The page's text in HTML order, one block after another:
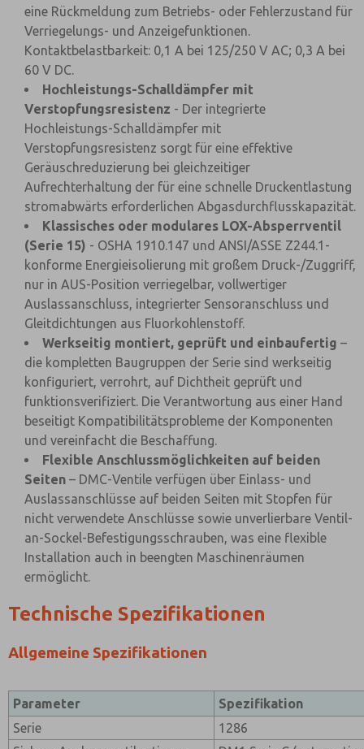
eine Rückmeldung zum Betriebs- oder Fehlerzustand für
Verriegelungs- und Anzeigefunktionen.
Kontaktbelastbarkeit: 0,1 A bei 125/250 V AC; 0,3 A bei
60 V DC.
Hochleistungs-Schalldämpfer mit
Verstopfungsresistenz - Der integrierte
Hochleistungs-Schalldämpfer mit
Verstopfungsresistenz sorgt für eine effektive
Geräuschreduzierung bei gleichzeitiger
Aufrechterhaltung der für eine schnelle Druckentlastung
stromabwärts erforderlichen Abgasdurchflusskapazität.
Klassisches oder modulares LOX-Absperrventil
(Serie 15) - OSHA 1910.147 und ANSI/ASSE Z244.1-
konforme Energieisolierung mit großem Druck-/Zuggriff,
nur in AUS-Position verriegelbar, vollwertiger
Auslassanschluss, integrierter Sensoranschluss und
Gleitdichtungen aus Fluorkohlenstoff.
Werkseitig montiert, geprüft und einbaufertig –
die kompletten Baugruppen der Serie sind werkseitig
konfiguriert, verrohrt, auf Dichtheit geprüft und
funktionsverifiziert. Die Verantwortung aus einer Hand
beseitigt Kompatibilitätsprobleme der Komponenten
und vereinfacht die Beschaffung.
Flexible Anschlussmöglichkeiten auf beiden
Seiten – DMC-Ventile verfügen über Einlass- und
Auslassanschlüsse auf beiden Seiten mit Stopfen für
nicht verwendete Anschlüsse sowie unverlierbare Ventil-
an-Sockel-Befestigungsschrauben, was eine flexible
Installation auch in beengten Maschinenräumen
ermöglicht.
Technische Spezifikationen
Allgemeine Spezifikationen
Parameter
Spezifikation
Serie
1286